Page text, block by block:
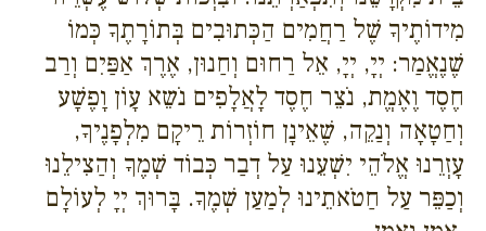
מִידוֹתֶיךָ שֶׁל רַחֲמִים הַכְּתוּבִים בְּתוֹרָתֶךָ כְּמוֹ
שֶׁנֶאֱמַר: יְיָ, יְיָ, אֵל רַחוּם וְחַנוּן, אֶרֶךְ אַפַּיִם וְרַב
חֶסֶד וֶאֶמֱת, נֹצֵר חֶסֶד לָאֲלָפִים נֹשֵא עָוֹן וָפֶשָׁע
וְחַטָאָה וְנַקֵה, שֶׁאֵינָן חוֹזְרוֹת רֵיקָם מִלְפָנֶיךָ,
עָזְרֵנוּ אֱלֹהֵי יִשְׁעֵנוּ עַל דְבַר כְּבוֹד שְׁמֶךָ וְהַצִילֵנוּ
וְכַפֵּר עַל חַטֹאתֵינוּ לְמַעַן שְׁמֶךָ. בָּרוּךְ יְיָ לְעוֹלָם